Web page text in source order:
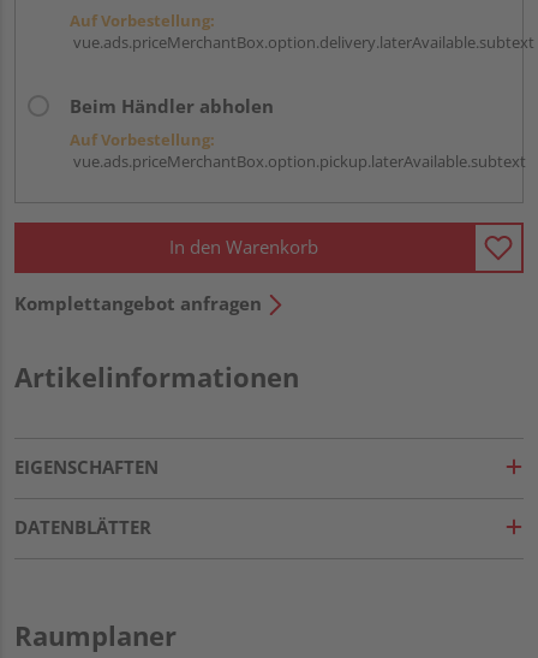
Auf Vorbestellung:
vue.ads.priceMerchantBox.option.delivery.laterAvailable.subtext
Beim Händler abholen
Auf Vorbestellung:
vue.ads.priceMerchantBox.option.pickup.laterAvailable.subtext
In den Warenkorb
Komplettangebot anfragen
Artikelinformationen
EIGENSCHAFTEN
DATENBLÄTTER
Raumplaner